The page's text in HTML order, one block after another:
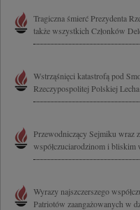
Tragiczna śmierć Prezydenta
także wszystkich Członków
Wstrząśnięci katastrofą pod
Rzeczypospolitej Polskiej
Przewodniczący Sejmiku wraz
współczuciarodzinom i bliskim
Wyrazy najszczerszego
Patriotów zaangażowanych w